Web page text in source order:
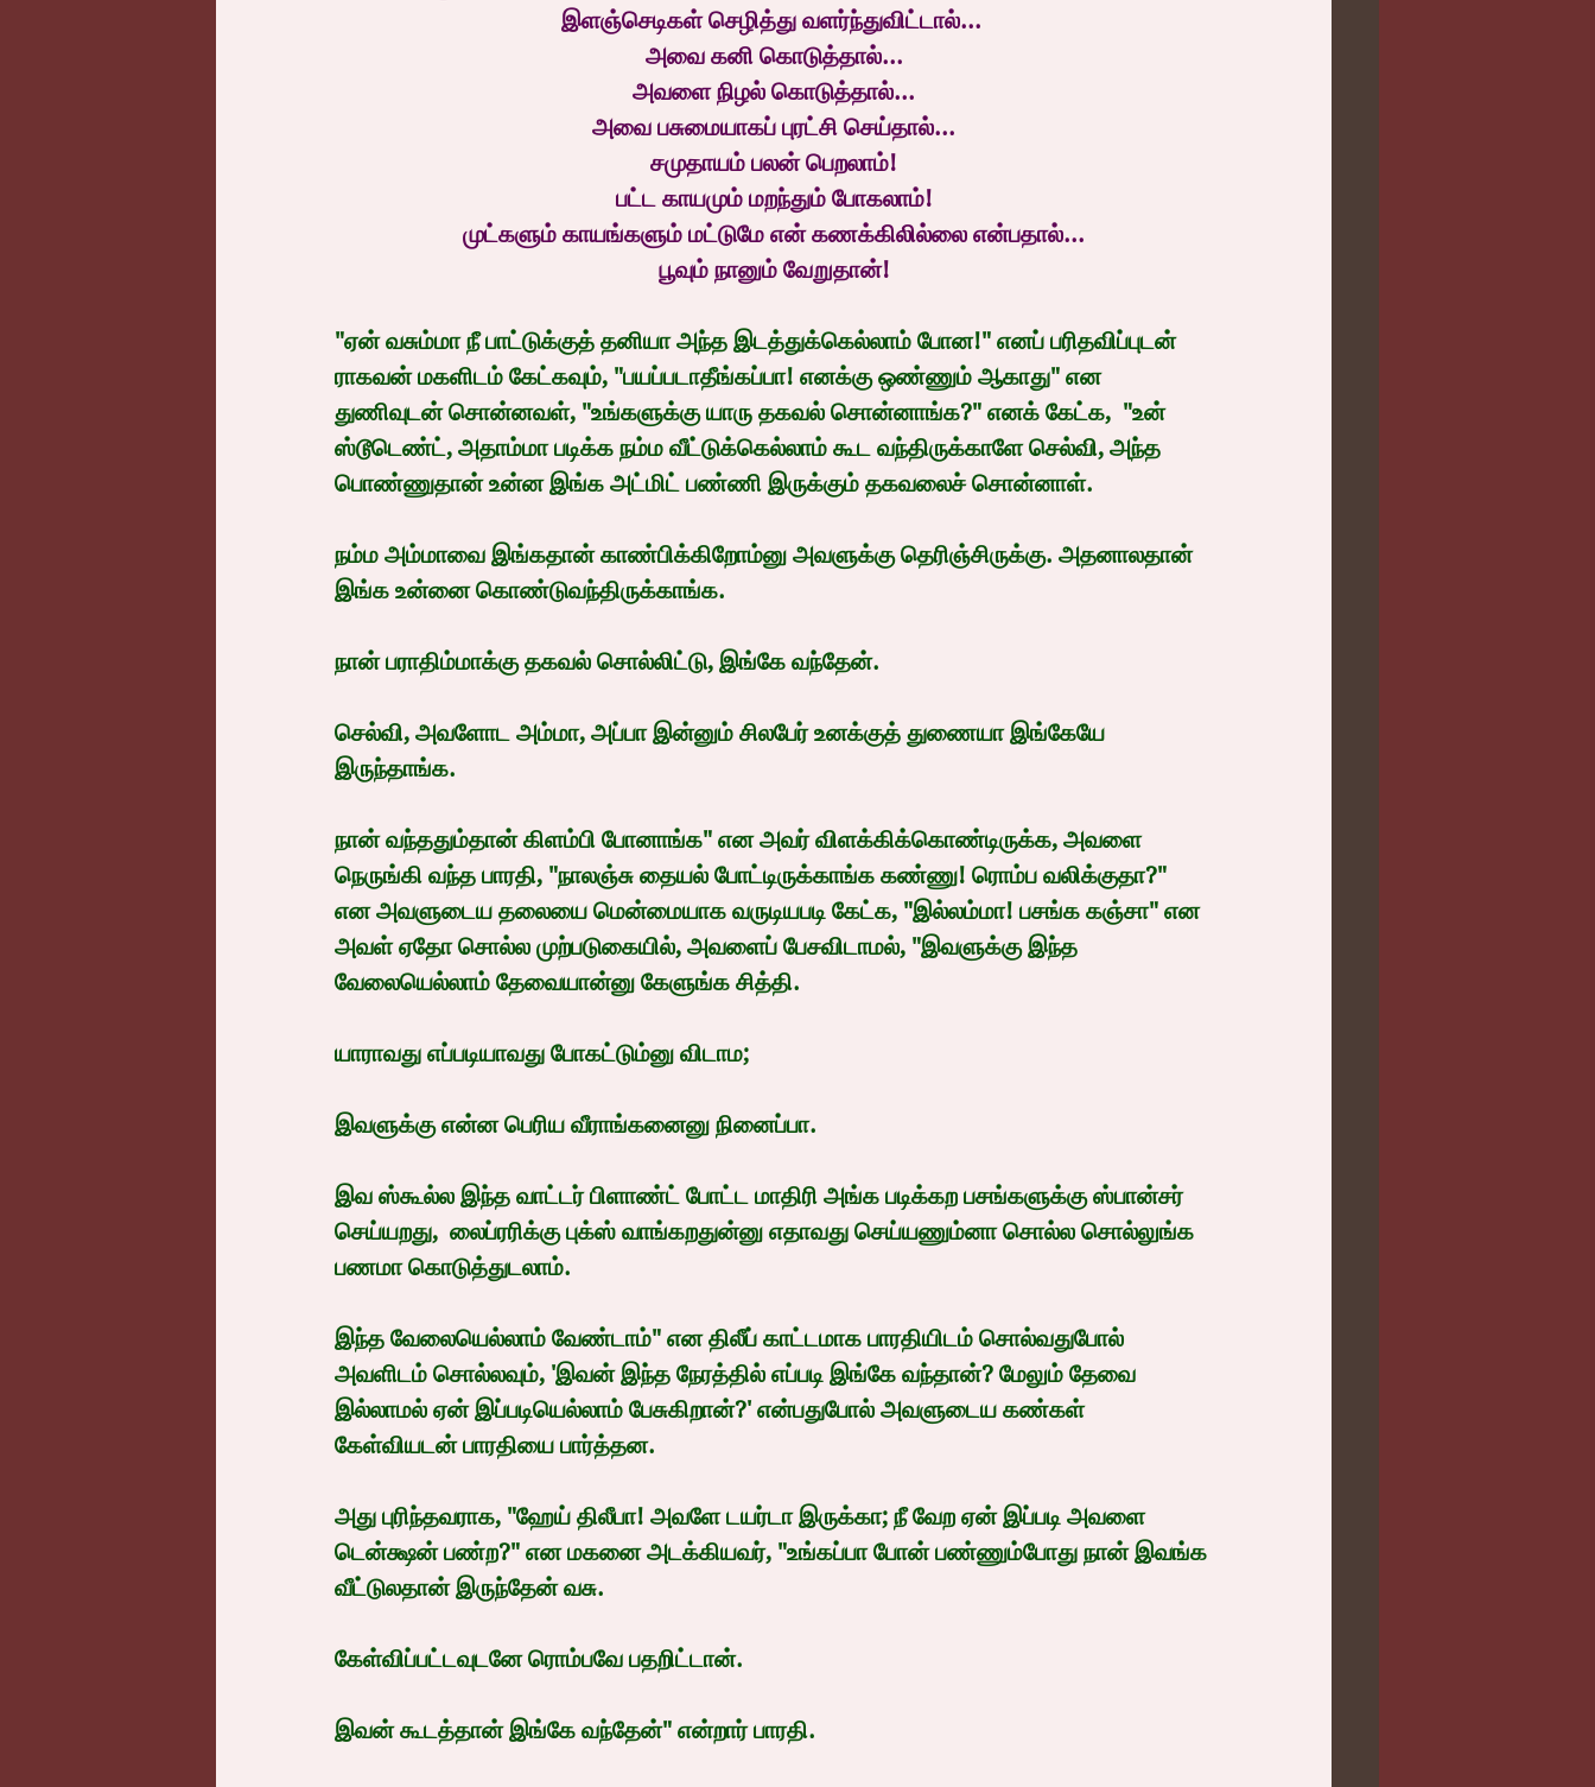
இளஞ்செடிகள் செழித்து வளர்ந்துவிட்டால்...
அவை கனி கொடுத்தால்...
அவளை நிழல் கொடுத்தால்...
அவை பசுமையாகப் புரட்சி செய்தால்...
சமுதாயம் பலன் பெறலாம்!
பட்ட காயமும் மறந்தும் போகலாம்!
முட்களும் காயங்களும் மட்டுமே என் கணக்கிலில்லை என்பதால்...
பூவும் நானும் வேறுதான்!
"ஏன் வசும்மா நீ பாட்டுக்குத் தனியா அந்த இடத்துக்கெல்லாம் போன!" எனப் பரிதவிப்புடன்
ராகவன் மகளிடம் கேட்கவும், "பயப்படாதீங்கப்பா! எனக்கு ஒண்ணும் ஆகாது" என
துணிவுடன் சொன்னவள், "உங்களுக்கு யாரு தகவல் சொன்னாங்க?" எனக் கேட்க,  "உன்
ஸ்டூடெண்ட், அதாம்மா படிக்க நம்ம வீட்டுக்கெல்லாம் கூட வந்திருக்காளே செல்வி, அந்த
பொண்ணுதான் உன்ன இங்க அட்மிட் பண்ணி இருக்கும் தகவலைச் சொன்னாள்.
நம்ம அம்மாவை இங்கதான் காண்பிக்கிறோம்னு அவளுக்கு தெரிஞ்சிருக்கு. அதனாலதான்
இங்க உன்னை கொண்டுவந்திருக்காங்க.
நான் பராதிம்மாக்கு தகவல் சொல்லிட்டு, இங்கே வந்தேன்.
செல்வி, அவளோட அம்மா, அப்பா இன்னும் சிலபேர் உனக்குத் துணையா இங்கேயே
இருந்தாங்க.
நான் வந்ததும்தான் கிளம்பி போனாங்க" என அவர் விளக்கிக்கொண்டிருக்க, அவளை
நெருங்கி வந்த பாரதி, "நாலஞ்சு தையல் போட்டிருக்காங்க கண்ணு! ரொம்ப வலிக்குதா?"
என அவளுடைய தலையை மென்மையாக வருடியபடி கேட்க, "இல்லம்மா! பசங்க கஞ்சா" என
அவள் ஏதோ சொல்ல முற்படுகையில், அவளைப் பேசவிடாமல், "இவளுக்கு இந்த
வேலையெல்லாம் தேவையான்னு கேளுங்க சித்தி.
யாராவது எப்படியாவது போகட்டும்னு விடாம;
இவளுக்கு என்ன பெரிய வீராங்கனைனு நினைப்பா.
இவ ஸ்கூல்ல இந்த வாட்டர் பிளாண்ட் போட்ட மாதிரி அங்க படிக்கற பசங்களுக்கு ஸ்பான்சர்
செய்யறது,  லைப்ரரிக்கு புக்ஸ் வாங்கறதுன்னு எதாவது செய்யணும்னா சொல்ல சொல்லுங்க
பணமா கொடுத்துடலாம்.
இந்த வேலையெல்லாம் வேண்டாம்" என திலீப் காட்டமாக பாரதியிடம் சொல்வதுபோல்
அவளிடம் சொல்லவும், 'இவன் இந்த நேரத்தில் எப்படி இங்கே வந்தான்? மேலும் தேவை
இல்லாமல் ஏன் இப்படியெல்லாம் பேசுகிறான்?' என்பதுபோல் அவளுடைய கண்கள்
கேள்வியடன் பாரதியை பார்த்தன.
அது புரிந்தவராக, "ஹேய் திலீபா! அவளே டயர்டா இருக்கா; நீ வேற ஏன் இப்படி அவளை
டென்க்ஷன் பண்ற?" என மகனை அடக்கியவர், "உங்கப்பா போன் பண்ணும்போது நான் இவங்க
வீட்டுலதான் இருந்தேன் வசு.
கேள்விப்பட்டவுடனே ரொம்பவே பதறிட்டான்.
இவன் கூடத்தான் இங்கே வந்தேன்" என்றார் பாரதி.